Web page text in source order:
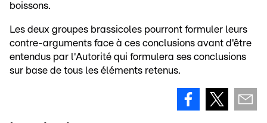
boissons.
Les deux groupes brassicoles pourront formuler leurs
contre-arguments face à ces conclusions avant d'être
entendus par l'Autorité qui formulera ses conclusions
sur base de tous les éléments retenus.